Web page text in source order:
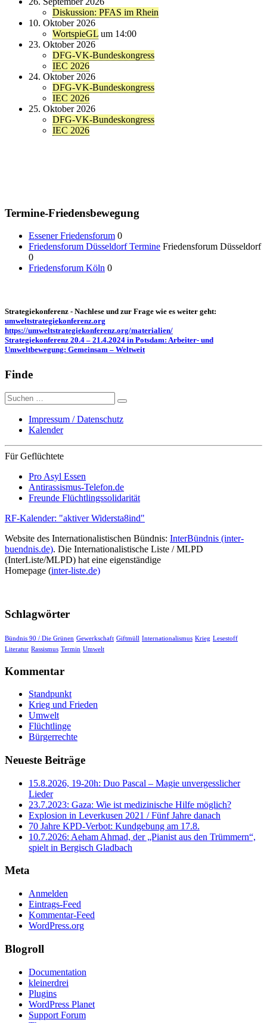
Diskussion: PFAS im Rhein
10. Oktober 2026
WortspieGL um 14:00
23. Oktober 2026
DFG-VK-Bundeskongress
IEC 2026
24. Oktober 2026
DFG-VK-Bundeskongress
IEC 2026
25. Oktober 2026
DFG-VK-Bundeskongress
IEC 2026
Termine-Friedensbewegung
Essener Friedensforum 0
Friedensforum Düsseldorf Termine Friedensforum Düsseldorf
0
Friedensforum Köln 0
Strategiekonferenz - Nachlese und zur Frage wie es weiter geht:
umweltstrategiekonferenz.org
https://umweltstrategiekonferenz.org/materialien/
Strategiekonferenz 20.4 – 21.4.2024 in Potsdam: Arbeiter- und
Umweltbewegung: Gemeinsam – Weltweit
Finde
Suche
nach:
Impressum / Datenschutz
Kalender
Für Geflüchtete
Pro Asyl Essen
Antirassismus-Telefon.de
Freunde Flüchtlingssolidarität
RF-Kalender: "aktiver Widersta8ind"
Website des Internationalistischen Bündnis: InterBündnis (inter-
buendnis.de). Die Internationalistische Liste / MLPD
(InterListe/MLPD) hat eine eigenständige
Homepage (inter-liste.de)
Schlagwörter
Bündnis 90 / Die Grünen Gewerkschaft Giftmüll Internationalismus Krieg Lesestoff
Literatur Rassismus Termin Umwelt
Kommentar
Standpunkt
Krieg und Frieden
Umwelt
Flüchtlinge
Bürgerrechte
Neueste Beiträge
15.8.2026, 19-20h: Duo Pascal – Magie unvergesslicher
Lieder
23.7.2023: Gaza: Wie ist medizinische Hilfe möglich?
Explosion in Leverkusen 2021 / Fünf Jahre danach
70 Jahre KPD‑Verbot: Kundgebung am 17.8.
10.7.2026: Aeham Ahmad, der „Pianist aus den Trümmern“,
spielt in Bergisch Gladbach
Meta
Anmelden
Eintrags-Feed
Kommentar-Feed
WordPress.org
Blogroll
Documentation
kleinerdrei
Plugins
WordPress Planet
Support Forum